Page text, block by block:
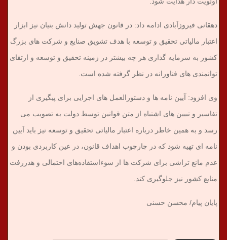
دهقانی فیروزآبادی ادامه داد: در قانون جهش تولید دانش بنیان نیز ابزار
اعتبار مالیاتی تحقیق و توسعه با هدف تشویق صنایع و شرکت های بزرگ
کشور به سرمایه گذاری هر چه بیشتر در زمینه تحقیق و توسعه و ارتقای
توانمندی های فناورانه در نظر گرفته شده است.
وی افزود: آیین نامه ها و دستورالعمل های اجرایی برای پیگیری از
تفاسیر و تبیین های اشتباه از متن قوانین توسط دولت به تصویب می
رسد و به همین خاطر درباره اعتبار مالیاتی تحقیق و توسعه نیز باید آیین
نامه ای تهیه شود که در چارچوب اهداف قانون، در عین کاربردی بودن و
عدم مانع تراشی برای شرکت ها از سوءاستفاده‌های احتمالی و هدررفت
منابع کشور نیز جلوگیری کند.
پایان پیام/ محسن حسنی